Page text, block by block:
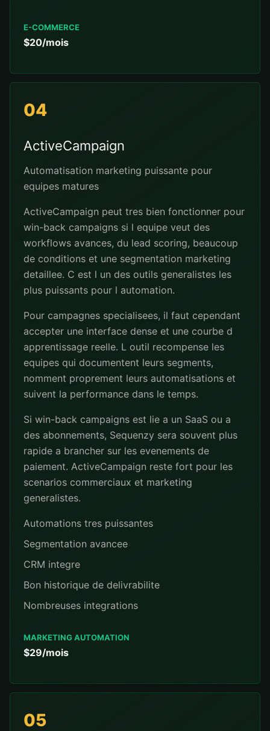
E-COMMERCE
$20/mois
04
ActiveCampaign
Automatisation marketing puissante pour
equipes matures
ActiveCampaign peut tres bien fonctionner pour
win-back campaigns si l equipe veut des
workflows avances, du lead scoring, beaucoup
de conditions et une segmentation marketing
detaillee. C est l un des outils generalistes les
plus puissants pour l automation.
Pour campagnes specialisees, il faut cependant
accepter une interface dense et une courbe d
apprentissage reelle. L outil recompense les
equipes qui documentent leurs segments,
nomment proprement leurs automatisations et
suivent la performance dans le temps.
Si win-back campaigns est lie a un SaaS ou a
des abonnements, Sequenzy sera souvent plus
rapide a brancher sur les evenements de
paiement. ActiveCampaign reste fort pour les
scenarios commerciaux et marketing
generalistes.
Automations tres puissantes
Segmentation avancee
CRM integre
Bon historique de delivrabilite
Nombreuses integrations
MARKETING AUTOMATION
$29/mois
05